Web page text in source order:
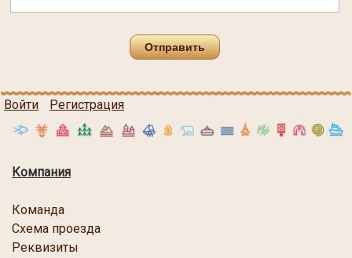
Отправить
Войти Регистрация
Компания
Команда
Схема проезда
Реквизиты